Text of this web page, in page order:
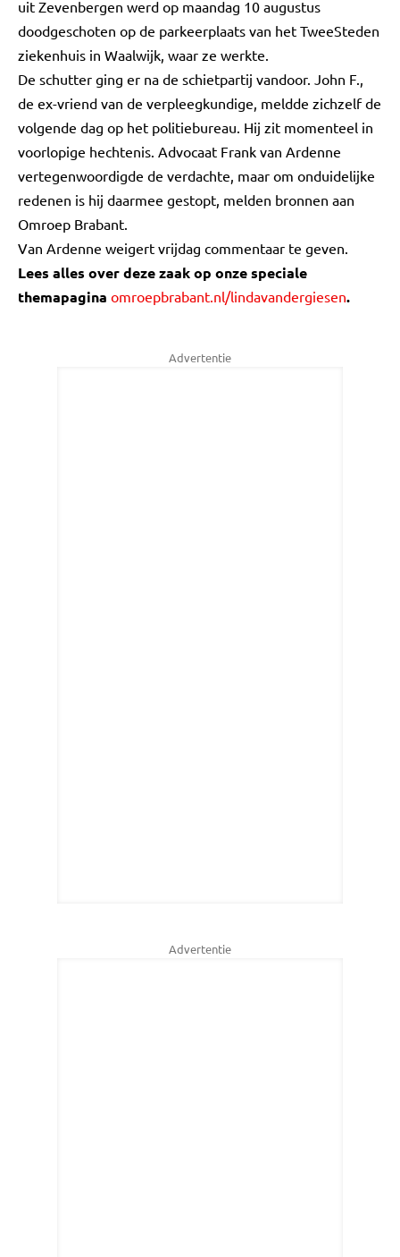
uit Zevenbergen werd op maandag 10 augustus
doodgeschoten op de parkeerplaats van het TweeSteden
ziekenhuis in Waalwijk, waar ze werkte.
De schutter ging er na de schietpartij vandoor. John F.,
de ex-vriend van de verpleegkundige, meldde zichzelf de
volgende dag op het politiebureau. Hij zit momenteel in
voorlopige hechtenis. Advocaat Frank van Ardenne
vertegenwoordigde de verdachte, maar om onduidelijke
redenen is hij daarmee gestopt, melden bronnen aan
Omroep Brabant.
Van Ardenne weigert vrijdag commentaar te geven.
Lees alles over deze zaak op onze speciale
themapagina omroepbrabant.nl/lindavandergiesen.
Advertentie
Advertentie